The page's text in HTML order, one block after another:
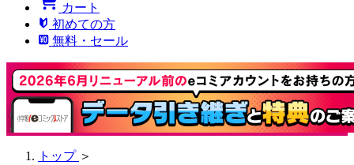
カート
初めての方
無料・セール
トップ ＞